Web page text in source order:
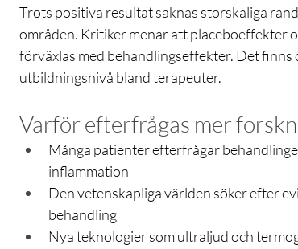
Trots positiva resultat saknas storskaliga
områden. Kritiker menar att placeboeffekter
förväxlas med behandlingseffekter. Det
utbildningsnivå bland terapeuter.
Varför efterfrågas mer
Många patienter efterfrågar
inflammation
Den vetenskapliga världen söker efter
behandling
Nya teknologier som ultraljud och